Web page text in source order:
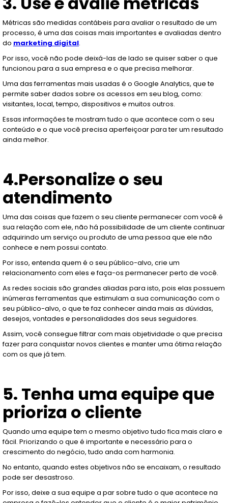
Métricas são medidas contábeis para avaliar o resultado de um
processo, é uma das coisas mais importantes e avaliadas dentro
do marketing digital.
Por isso, você não pode deixá-las de lado se quiser saber o que
funcionou para a sua empresa e o que precisa melhorar.
Uma das ferramentas mais usadas é o Google Analytics, que te
permite saber dados sobre os acessos em seu blog, como:
visitantes, local, tempo, dispositivos e muitos outros.
Essas informações te mostram tudo o que acontece com o seu
conteúdo e o que você precisa aperfeiçoar para ter um resultado
ainda melhor.
4.Personalize o seu
atendimento
Uma das coisas que fazem o seu cliente permanecer com você é
sua relação com ele, não há possibilidade de um cliente continuar
adquirindo um serviço ou produto de uma pessoa que ele não
conhece e nem possui contato.
Por isso, entenda quem é o seu público-alvo, crie um
relacionamento com eles e faça-os permanecer perto de você.
As redes sociais são grandes aliadas para isto, pois elas possuem
inúmeras ferramentas que estimulam a sua comunicação com o
seu público-alvo, o que te faz conhecer ainda mais as dúvidas,
desejos, vontades e personalidades dos seus seguidores.
Assim, você consegue filtrar com mais objetividade o que precisa
fazer para conquistar novos clientes e manter uma ótima relação
com os que já tem.
5. Tenha uma equipe que
prioriza o cliente
Quando uma equipe tem o mesmo objetivo tudo fica mais claro e
fácil. Priorizando o que é importante e necessário para o
crescimento do negócio, tudo anda com harmonia.
No entanto, quando estes objetivos não se encaixam, o resultado
pode ser desastroso.
Por isso, deixe a sua equipe a par sobre tudo o que acontece na